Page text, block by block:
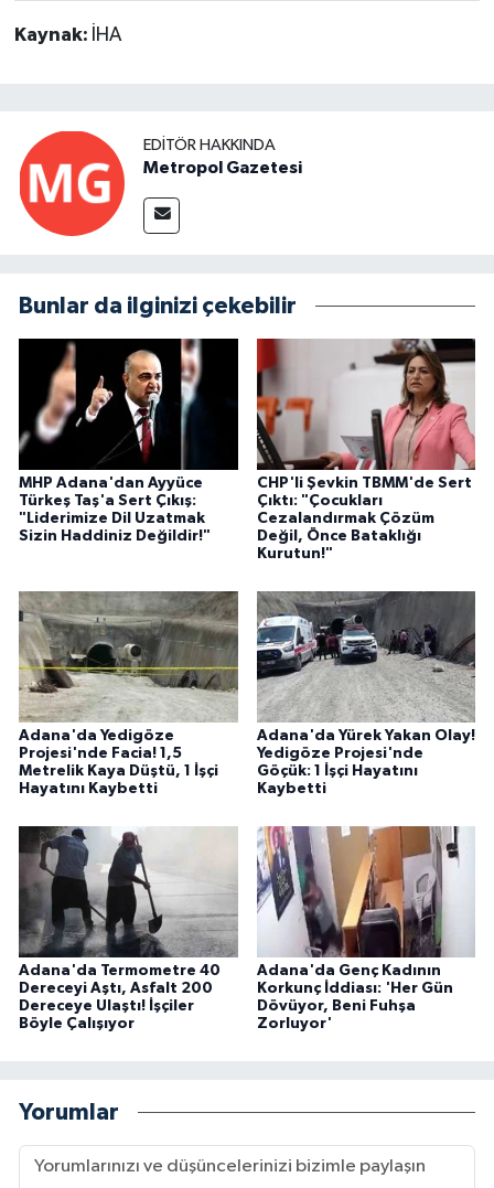
Kaynak: İHA
EDITÖR HAKKINDA
Metropol Gazetesi
Bunlar da ilginizi çekebilir
MHP Adana'dan Ayyüce
Türkeş Taş'a Sert Çıkış:
"Liderimize Dil Uzatmak
Sizin Haddiniz Değildir!"
CHP'li Şevkin TBMM'de Sert
Çıktı: "Çocukları
Cezalandırmak Çözüm
Değil, Önce Bataklığı
Kurutun!"
Adana'da Yedigöze
Projesi'nde Facia! 1,5
Metrelik Kaya Düştü, 1 İşçi
Hayatını Kaybetti
Adana'da Yürek Yakan Olay!
Yedigöze Projesi'nde
Göçük: 1 İşçi Hayatını
Kaybetti
Adana'da Termometre 40
Dereceyi Aştı, Asfalt 200
Dereceye Ulaştı! İşçiler
Böyle Çalışıyor
Adana'da Genç Kadının
Korkunç İddiası: 'Her Gün
Dövüyor, Beni Fuhşa
Zorluyor'
Yorumlar